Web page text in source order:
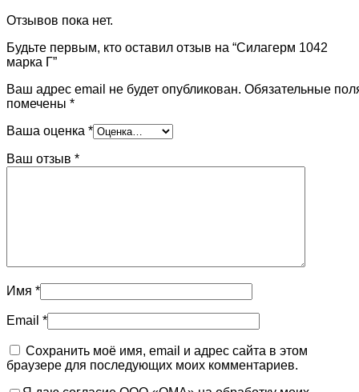
Отзывов пока нет.
Будьте первым, кто оставил отзыв на “Силагерм 1042
марка Г”
Ваш адрес email не будет опубликован. Обязательные
помечены *
Ваша оценка *
Ваш отзыв *
Имя *
Email *
Сохранить моё имя, email и адрес сайта в этом
браузере для последующих моих комментариев.